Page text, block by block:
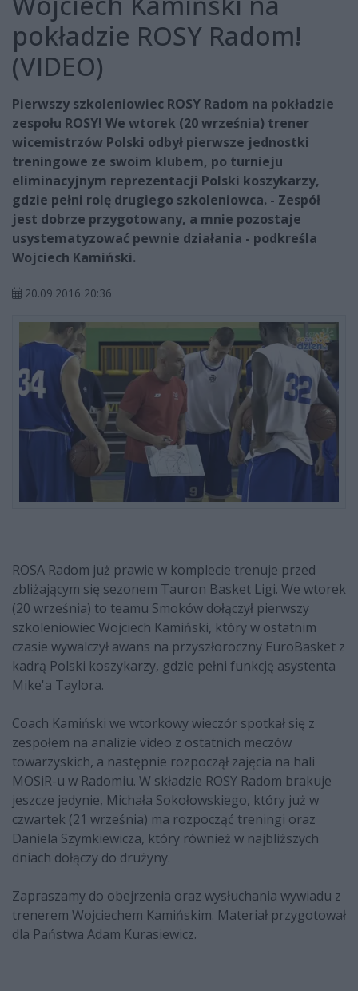
pokładzie ROSY Radom!
(VIDEO)
Pierwszy szkoleniowiec ROSY Radom na pokładzie
zespołu ROSY! We wtorek (20 września) trener
wicemistrzów Polski odbył pierwsze jednostki
treningowe ze swoim klubem, po turnieju
eliminacyjnym reprezentacji Polski koszykarzy,
gdzie pełni rolę drugiego szkoleniowca. - Zespół
jest dobrze przygotowany, a mnie pozostaje
usystematyzować pewnie działania - podkreśla
Wojciech Kamiński.
20.09.2016 20:36
ROSA Radom już prawie w komplecie trenuje przed
zbliżającym się sezonem Tauron Basket Ligi. We wtorek
(20 września) to teamu Smoków dołączył pierwszy
szkoleniowiec Wojciech Kamiński, który w ostatnim
czasie wywalczył awans na przyszłoroczny EuroBasket z
kadrą Polski koszykarzy, gdzie pełni funkcję asystenta
Mike'a Taylora.
Coach Kamiński we wtorkowy wieczór spotkał się z
zespołem na analizie video z ostatnich meczów
towarzyskich, a następnie rozpoczął zajęcia na hali
MOSiR-u w Radomiu. W składzie ROSY Radom brakuje
jeszcze jedynie, Michała Sokołowskiego, który już w
czwartek (21 września) ma rozpocząć treningi oraz
Daniela Szymkiewicza, który również w najbliższych
dniach dołączy do drużyny.
Zapraszamy do obejrzenia oraz wysłuchania wywiadu z
trenerem Wojciechem Kamińskim. Materiał przygotował
dla Państwa Adam Kurasiewicz.